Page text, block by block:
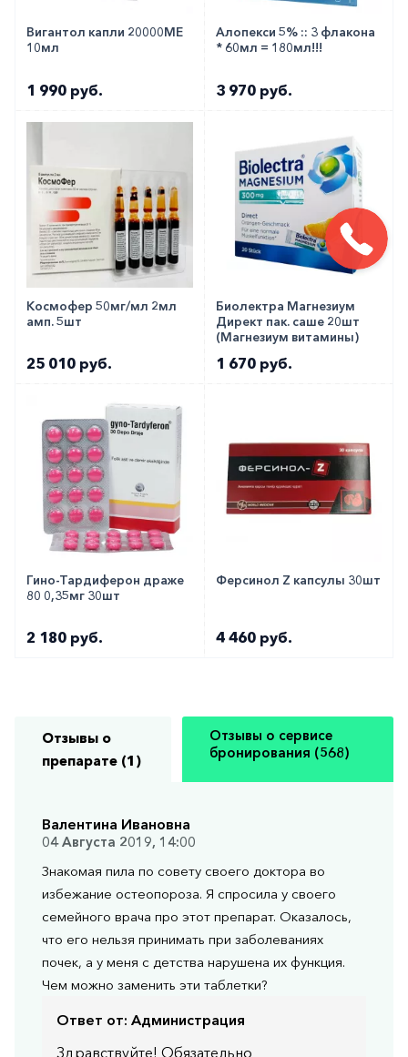
Вигантол капли 20000МЕ
10мл
1 990 руб.
Алопекси 5% :: 3 флакона
* 60мл = 180мл!!!
3 970 руб.
Космофер 50мг/мл 2мл
амп. 5шт
25 010 руб.
Биолектра Магнезиум
Директ пак. саше 20шт
(Магнезиум витамины)
1 670 руб.
Гино-Тардиферон драже
80 0,35мг 30шт
2 180 руб.
Ферсинол Z капсулы 30шт
4 460 руб.
Отзывы о
препарате (1)
Отзывы о сервисе
бронирования (568)
Валентина Ивановна
04 Августа 2019, 14:00
Знакомая пила по совету своего доктора во
избежание остеопороза. Я спросила у своего
семейного врача про этот препарат. Оказалось,
что его нельзя принимать при заболеваниях
почек, а у меня с детства нарушена их функция.
Чем можно заменить эти таблетки?
Ответ от: Администрация
Здравствуйте! Обязательно